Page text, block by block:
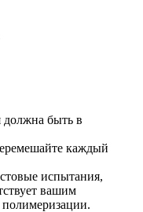
должна быть в
каждый
испытания,
вашим